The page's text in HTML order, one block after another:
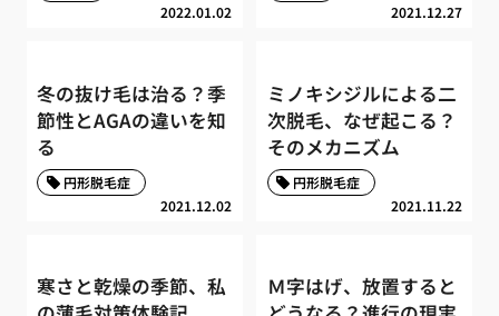
2022.01.02 2021.12.27
冬の抜け毛は治る？季
節性とAGAの違いを知
る
2021.12.02
円形脱毛症
ミノキシジルによる二
次脱毛、なぜ起こる？
そのメカニズム
2021.11.22
円形脱毛症
寒さと乾燥の季節、私
Ｍ字はげ、放置すると